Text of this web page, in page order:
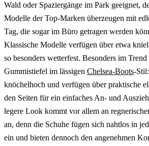
Wald oder Spaziergänge im Park geeignet,
Modelle der Top-Marken überzeugen mit
Tag, die sogar im Büro getragen werden
Klassische Modelle verfügen über etwa
so besonders wetterfest. Besonders im
Gummistiefel im lässigen Chelsea-Boots-
knöchelhoch und verfügen über praktische
den Seiten für ein einfaches An- und
legere Look kommt vor allem an
an, denn die Schuhe fügen sich nahtlos in
ein und bieten dennoch den angenehmen